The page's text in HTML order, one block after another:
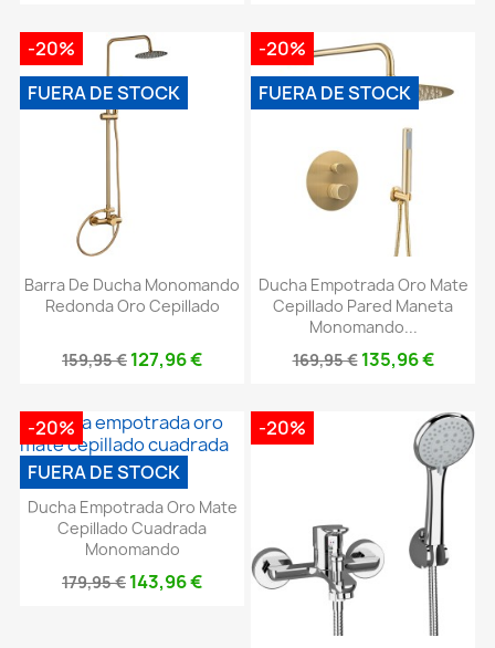
Barra De Ducha Monomando
Redonda Oro Cepillado
159,95 € 127,96 €
-20%
FUERA DE STOCK
Ducha Empotrada Oro Mate
Cepillado Pared Maneta
Monomando...
169,95 € 135,96 €
-20%
FUERA DE STOCK
Ducha Empotrada Oro Mate
Cepillado Cuadrada
Monomando
179,95 € 143,96 €
-20%
FUERA DE STOCK
-20%